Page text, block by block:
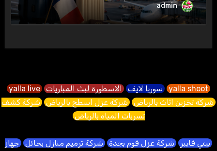
admin
yalla shoot سوريا لايف الاسطورة لبث المباريات yalla live
شركة تخزين اثاث بالرياض شركة عزل اسطح بالرياض شركة كشف
تسربات المياه بالرياض
بيتي فايبر شركة عزل فوم بجدة شركة ترميم منازل بحائل جهاز